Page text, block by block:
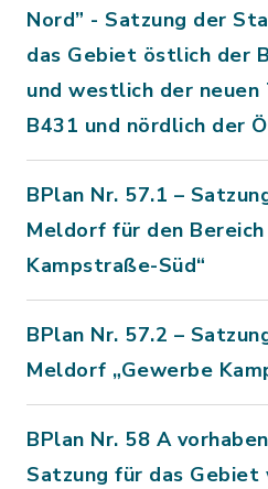
Nord” - Satzung der
das Gebiet östlich der
und westlich der neuen
B431 und nördlich der
BPlan Nr. 57.1 –
Meldorf für den Bereich
Kampstraße-Süd“
BPlan Nr. 57.2 –
Meldorf „Gewerbe
BPlan Nr. 58 A
Satzung für das